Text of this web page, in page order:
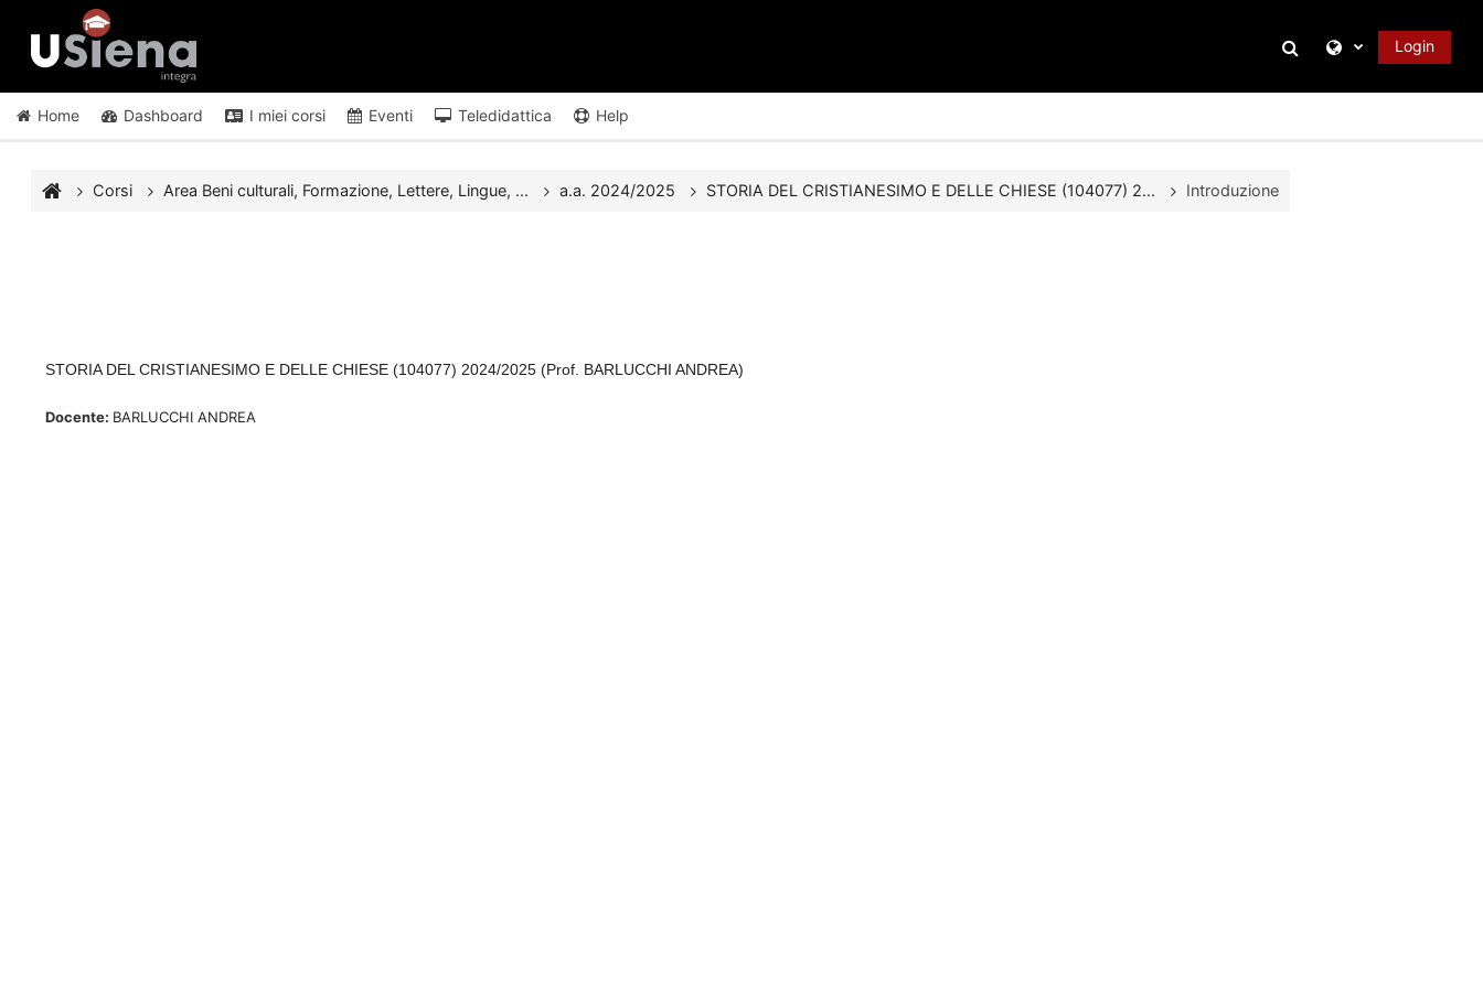
Vai al contenuto principale
Attiva/disattiva
Login
Home Dashboard I miei corsi Eventi Teledidattica Help
Corsi Area Beni culturali, Formazione, Lettere, Lingue, ... a.a. 2024/2025 STORIA DEL CRISTIANESIMO E DELLE CHIESE (104077) 2... Introduzione
STORIA DEL CRISTIANESIMO E DELLE CHIESE (104077) 2024/2025 (Prof. BARLUCCHI ANDREA)
Docente: BARLUCCHI ANDREA